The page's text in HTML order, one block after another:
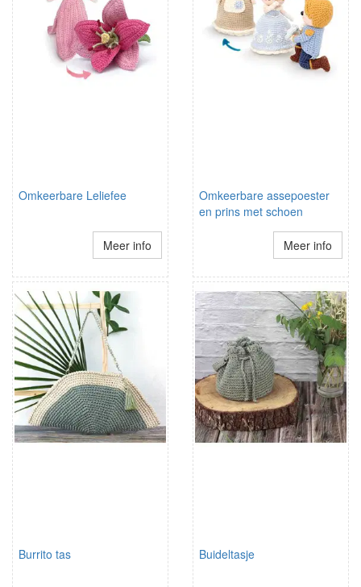
Omkeerbare Leliefee
Meer info
Omkeerbare assepoester
en prins met schoen
Meer info
Burrito tas Buideltasje